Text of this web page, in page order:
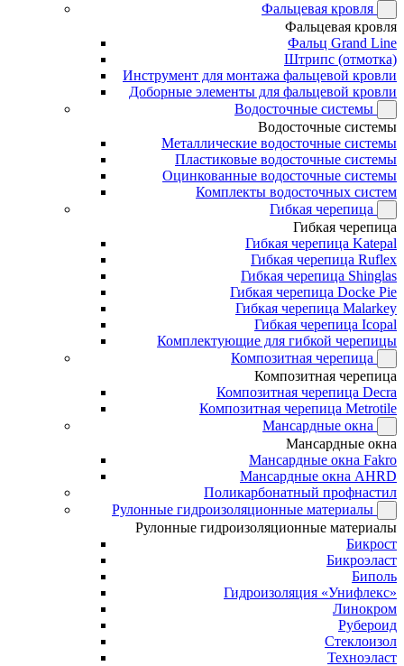
Фальцевая кровля
Фальцевая кровля
Фальц Grand Line
Штрипс (отмотка)
Инструмент для монтажа фальцевой кровли
Доборные элементы для фальцевой кровли
Водосточные системы
Водосточные системы
Металлические водосточные системы
Пластиковые водосточные системы
Оцинкованные водосточные системы
Комплекты водосточных систем
Гибкая черепица
Гибкая черепица
Гибкая черепица Katepal
Гибкая черепица Ruflex
Гибкая черепица Shinglas
Гибкая черепица Docke Pie
Гибкая черепица Malarkey
Гибкая черепица Icopal
Комплектующие для гибкой черепицы
Композитная черепица
Композитная черепица
Композитная черепица Decra
Композитная черепица Metrotile
Мансардные окна
Мансардные окна
Мансардные окна Fakro
Мансардные окна AHRD
Поликарбонатный профнастил
Рулонные гидроизоляционные материалы
Рулонные гидроизоляционные материалы
Бикрост
Бикроэласт
Биполь
Гидроизоляция «Унифлекс»
Линокром
Рубероид
Стеклоизол
Техноэласт